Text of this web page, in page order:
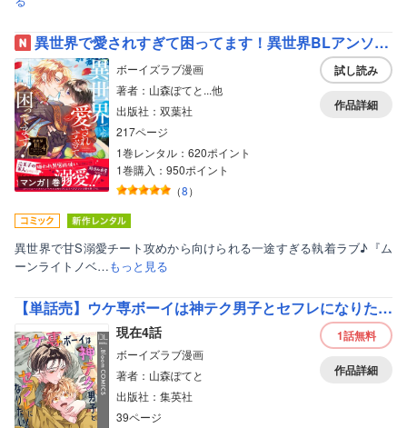
異世界で愛されすぎて困ってます！異世界BLアンソロジー 4
マンガ｜巻
ボーイズラブ漫画
著者：山森ぽてと...他
出版社：双葉社
217ページ
1巻レンタル：620ポイント
1巻購入：950ポイント
（8）
試し読み
作品詳細
異世界で甘S溺愛チート攻めから向けられる一途すぎる執着ラブ♪『ム
ーンライトノベ…もっと見る
【単話売】ウケ専ボーイは神テク男子とセフレになりたい! more!!
現在4話
ボーイズラブ漫画
著者：山森ぽてと
出版社：集英社
39ページ
1話無料
作品詳細